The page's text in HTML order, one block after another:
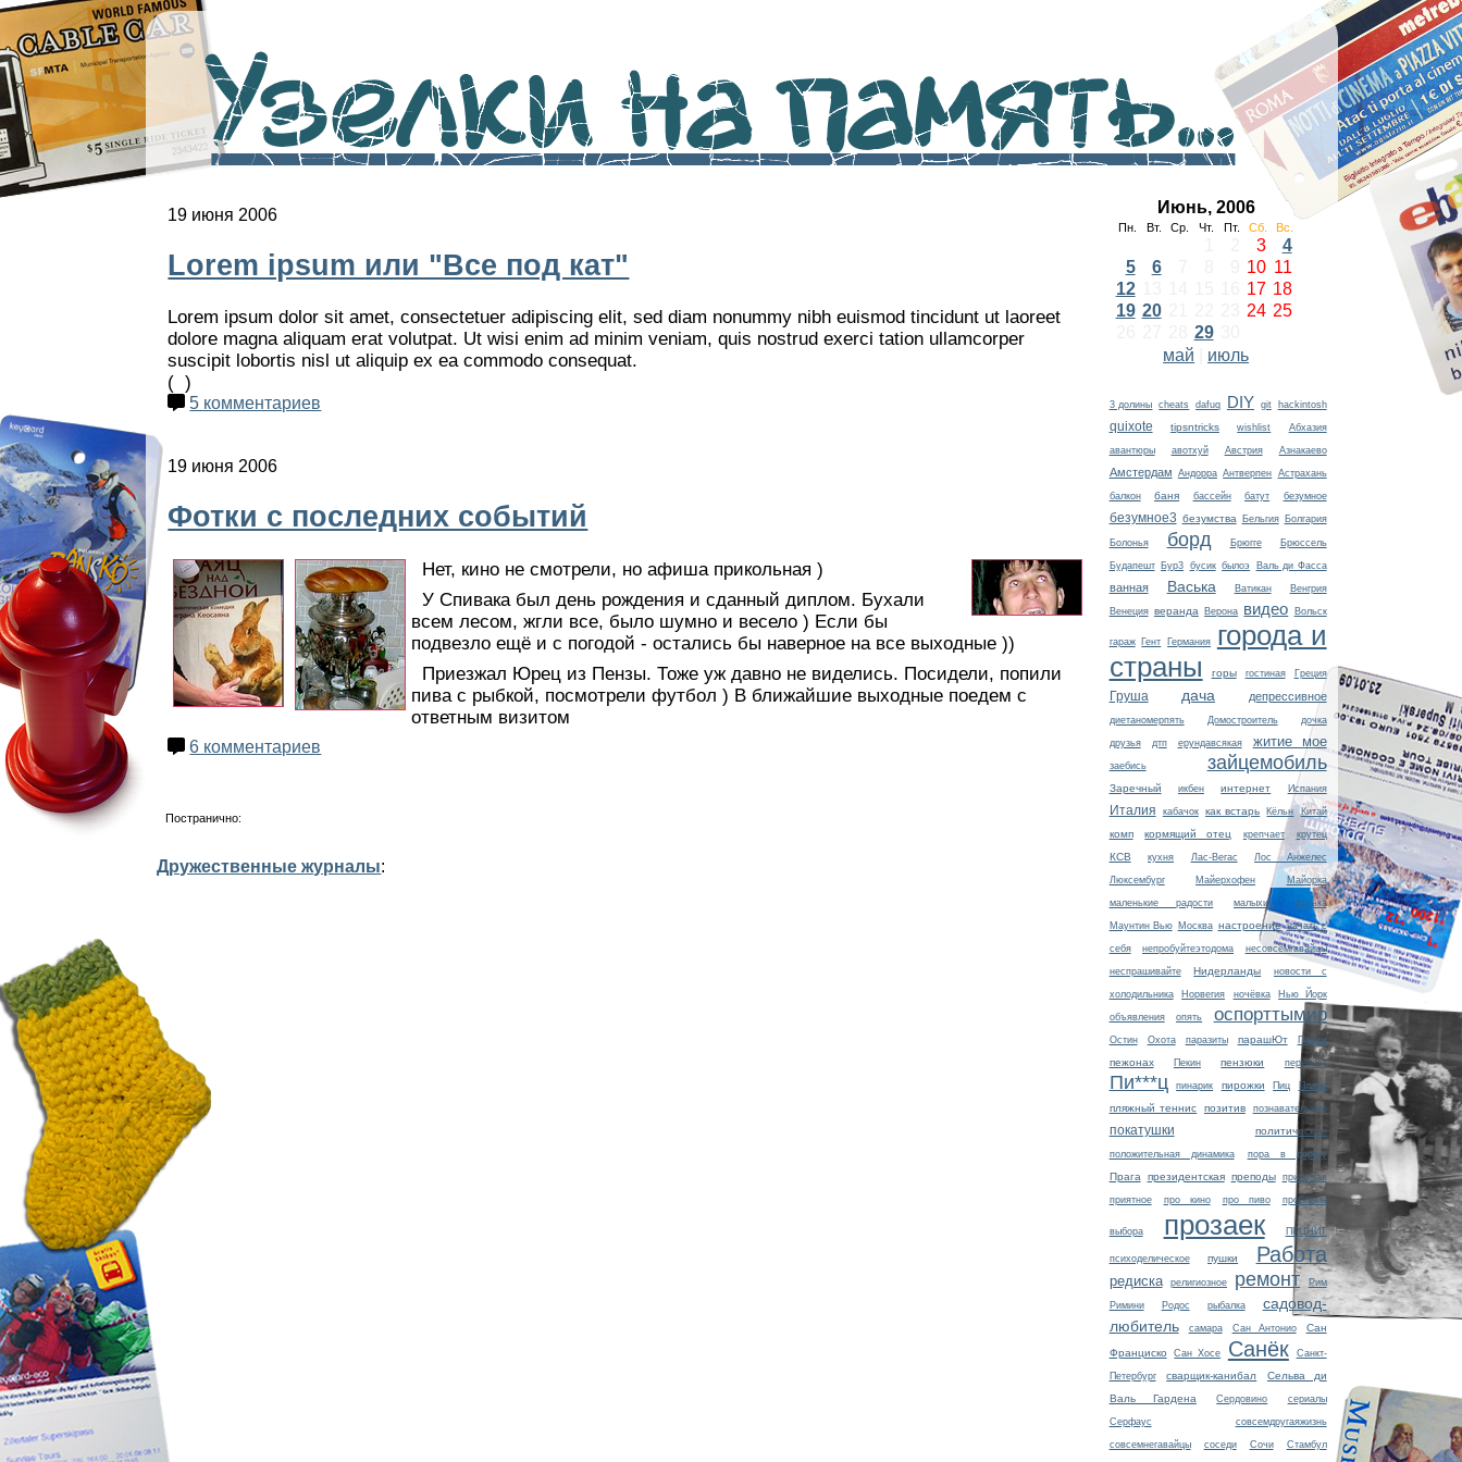
Узелки на память...
Июнь, 2006
Пн. Вт. Ср. Чт. Пт. Сб. Вс.
3
4
5
6 10 11
12
17 18
19 20 24 25
29
май
июль
3 долины cheats dafuq DIY git hackintosh
quixote tipsntricks wishlist Абхазия
авантюры авотхуй Австрия Азнакаево
Амстердам Андорра Антверпен Астрахань
балкон баня бассейн батут безумное
безумное3 безумства Бельгия Болгария
Болонья борд Брюгге Брюссель
Будапешт Бур3 бусик былоэ Валь ди Фасса
ванная Васька Ватикан Венгрия
Венеция веранда Верона видео Вольск
гараж Гент Германия
города и
страны
горы гостиная Греция
Груша дача депрессивное
диетаномерпять Домостроитель дочка
друзья дтп ерундавсякая житие мое
заебись зайцемобиль
Заречный икбен интернет Испания
Италия кабачок как встарь Кёльн Китай
комп кормящий отец крепчает крутец
КСВ кухня Лас-Вегас Лос Анжелес
Люксембург Майерхофен Майорка
маленькие радости малыхин маська
Маунтин Вью Москва настроение начать с
себя непробуйтеэтодома несовсемгавайцы
неспрашивайте Нидерланды новости с
холодильника Норвегия ночёвка Нью Йорк
объявления опять оспорттымир
Остин Охота паразиты парашЮт Париж
пежонах Пекин пензюки перепост
Пи***ц пинарик пирожки Пиц Плано
пляжный теннис позитив познавательное
покатушки политическое
положительная динамика пора в дорогу
Прага президентская преподы прихожая
приятное про кино про пиво проблема
выбора прозаек ПРЦНИТ
психоделическое пушки Работа
редиска религиозное ремонт Рим
Римини Родос рыбалка
садовод-
любитель
самара Сан Антонио Сан
Франциско Сан Хосе Санёк Санкт-
Петербург сварщик-канибал
Сельва ди
Валь Гардена
Сердовино сериалы
Серфаус совсемдругаяжизнь
совсемнегавайцы соседи Сочи Стамбул
19 июня 2006
Lorem ipsum или "Все под кат"
Lorem ipsum dolor sit amet, consectetuer adipiscing elit, sed diam nonummy nibh euismod tincidunt ut laoreet
dolore magna aliquam erat volutpat. Ut wisi enim ad minim veniam, quis nostrud exerci tation ullamcorper
suscipit lobortis nisl ut aliquip ex ea commodo consequat.
( )
5 комментариев
19 июня 2006
Фотки с последних событий
Нет, кино не смотрели, но афиша прикольная )
У Спивака был день рождения и сданный диплом. Бухали
всем лесом, жгли все, было шумно и весело ) Если бы
подвезло ещё и с погодой - остались бы наверное на все выходные ))
Приезжал Юрец из Пензы. Тоже уж давно не виделись. Посидели, попили
пива с рыбкой, посмотрели футбол ) В ближайшие выходные поедем с
ответным визитом
6 комментариев
Постранично:
Дружественные журналы: